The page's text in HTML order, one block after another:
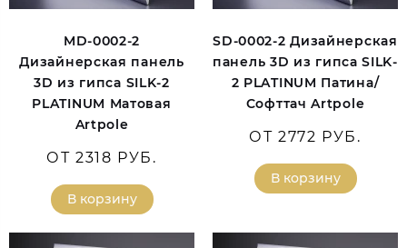
MD-0002-2
Дизайнерская панель
3D из гипса SILK-2
PLATINUM Матовая
Artpole
ОТ 2318 РУБ.
В корзину
SD-0002-2 Дизайнерская
панель 3D из гипса SILK-
2 PLATINUM Патина/
Софттач Artpole
ОТ 2772 РУБ.
В корзину